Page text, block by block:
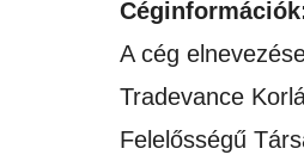
A cég
Tradevance
Felelősségű